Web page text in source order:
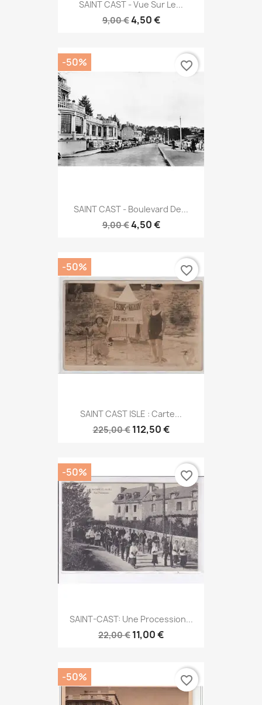
SAINT CAST - Vue Sur Le...
9,00 €4,50 €
SAINT CAST - Boulevard De...
9,00 €4,50 €
-50% favorite_border
SAINT CAST ISLE : Carte...
225,00 € 112,50 €
-50% favorite_border
SAINT-CAST: Une Procession...
22,00 € 11,00 €
-50% favorite_border
-50% favorite_border